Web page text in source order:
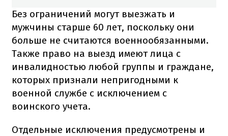
Без ограничений могут выезжать и
мужчины старше 60 лет, поскольку они
больше не считаются военнообязанными.
Также право на выезд имеют лица с
инвалидностью любой группы и граждане,
которых признали непригодными к
военной службе с исключением с
воинского учета.
Отдельные исключения предусмотрены и